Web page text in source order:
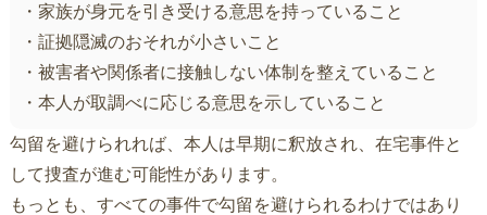
・家族が身元を引き受ける意思を持っていること
・証拠隠滅のおそれが小さいこと
・被害者や関係者に接触しない体制を整えていること
・本人が取調べに応じる意思を示していること
勾留を避けられれば、本人は早期に釈放され、在宅事件と
して捜査が進む可能性があります。
もっとも、すべての事件で勾留を避けられるわけではあり